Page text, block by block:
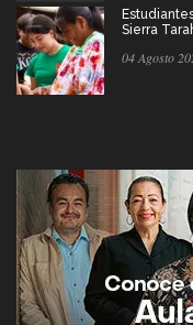
Sierra
04 Agosto